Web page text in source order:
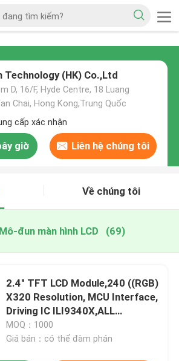
Technology (HK) Co.,Ltd
D, 16/F, Hyde Centre, 18 Luang
Chai, Hong Kong,Trung Quốc
cấp xác nhận
giờ Liên hệ chúng tôi
Về chúng tôi
đun màn hình LCD (69)
2.4" TFT LCD Module,240 ((RGB)
X320 Resolution, MCU Interface,
Driving IC ILI9340X,ALL
o'clock,4LEDS
MOQ：1000
Giá bán：có thể đàm phán